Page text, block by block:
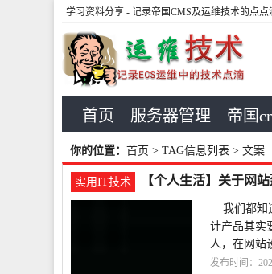
学习资料分享 - 记录帝国CMS及运维技术的点点
首页 服务器管理 帝国
你的位置： 首页 > TAG信息列表 > 文案
实用IT技术 【个人生活】关于网
我们都知
计产品其实
人，在网站
发布时间：